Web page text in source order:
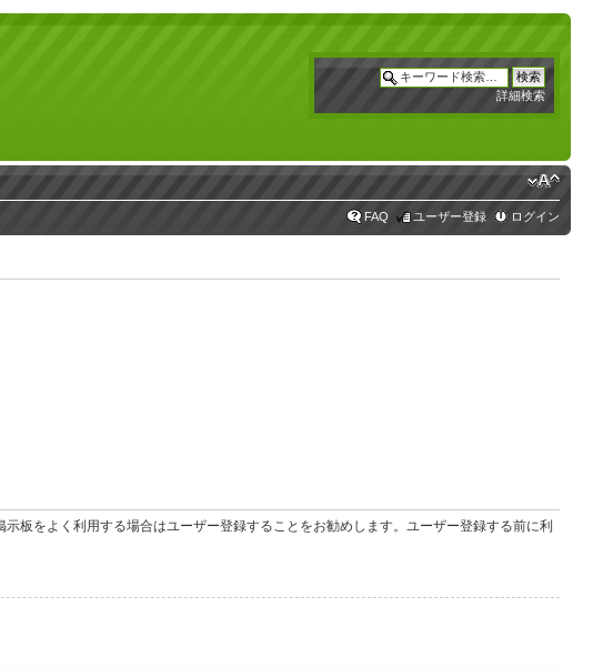
詳細検索
FAQ ユーザー登録 ログイン
板をよく利用する場合はユーザー登録することをお勧めします。ユーザー登録する前に利